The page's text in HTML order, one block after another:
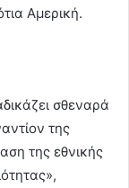
Αμερική.
σθεναρά
της
της εθνικής